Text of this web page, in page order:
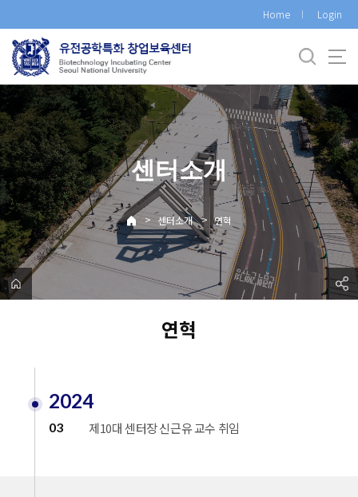
로
메
뉴
Home Login
센터소개
> 센터소개 > 연혁
연혁
2024
03 제10대 센터장 신근유 교수 취임